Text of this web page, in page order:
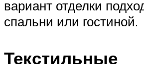
вариант отделки
спальни или гостиной.
Текстильные